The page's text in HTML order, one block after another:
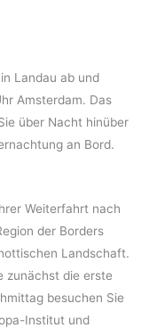
Landau ab und
Amsterdam. Das
über Nacht hinüber
an Bord.
Weiterfahrt nach
der Borders
Landschaft.
zunächst die erste
besuchen Sie
Institut und